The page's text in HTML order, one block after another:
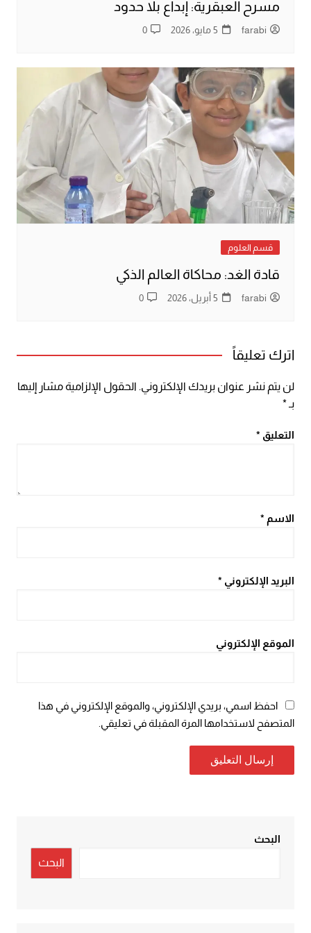
مسرح العبقرية: إبداع بلا حدود
farabi 5 مايو، 2026 0
قسم العلوم
قادة الغد: محاكاة العالم الذكي
farabi 5 أبريل، 2026 0
اترك تعليقاً
لن يتم نشر عنوان بريدك الإلكتروني. الحقول الإلزامية مشار إليها
بـ*
التعليق *
الاسم *
البريد الإلكتروني *
الموقع الإلكتروني
احفظ اسمي، بريدي الإلكتروني، والموقع الإلكتروني في هذا
المتصفح لاستخدامها المرة المقبلة في تعليقي.
البحث
البحث